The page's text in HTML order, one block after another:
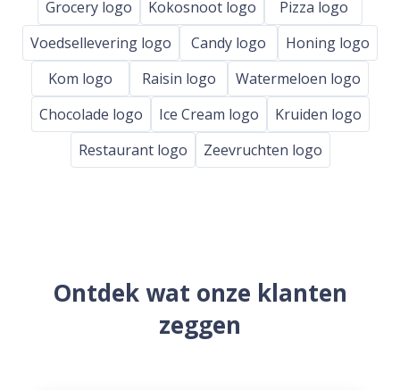
Grocery logo
Kokosnoot logo
Pizza logo
Voedsellevering logo
Candy logo
Honing logo
Kom logo
Raisin logo
Watermeloen logo
Chocolade logo
Ice Cream logo
Kruiden logo
Restaurant logo
Zeevruchten logo
Ontdek wat onze klanten
zeggen